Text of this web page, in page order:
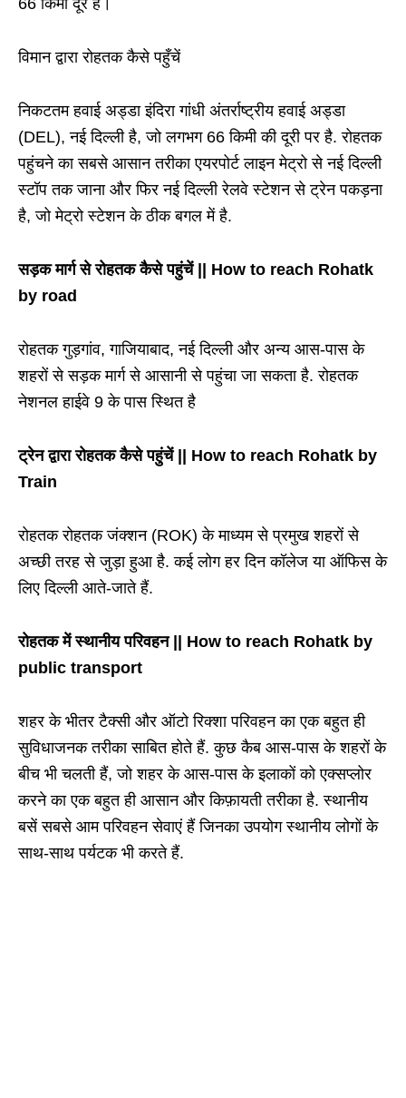
विमान द्वारा रोहतक कैसे पहुँचें
निकटतम हवाई अड्डा इंदिरा गांधी अंतर्राष्ट्रीय हवाई अड्डा
(DEL), नई दिल्ली है, जो लगभग 66 किमी की दूरी पर है. रोहतक
पहुंचने का सबसे आसान तरीका एयरपोर्ट लाइन मेट्रो से नई दिल्ली
स्टॉप तक जाना और फिर नई दिल्ली रेलवे स्टेशन से ट्रेन पकड़ना
है, जो मेट्रो स्टेशन के ठीक बगल में है.
सड़क मार्ग से रोहतक कैसे पहुंचें || How to reach Rohatk
by road
रोहतक गुड़गांव, गाजियाबाद, नई दिल्ली और अन्य आस-पास के
शहरों से सड़क मार्ग से आसानी से पहुंचा जा सकता है. रोहतक
नेशनल हाईवे 9 के पास स्थित है
ट्रेन द्वारा रोहतक कैसे पहुंचें || How to reach Rohatk by
Train
रोहतक रोहतक जंक्शन (ROK) के माध्यम से प्रमुख शहरों से
अच्छी तरह से जुड़ा हुआ है. कई लोग हर दिन कॉलेज या ऑफिस के
लिए दिल्ली आते-जाते हैं.
रोहतक में स्थानीय परिवहन || How to reach Rohatk by
public transport
शहर के भीतर टैक्सी और ऑटो रिक्शा परिवहन का एक बहुत ही
सुविधाजनक तरीका साबित होते हैं. कुछ कैब आस-पास के शहरों के
बीच भी चलती हैं, जो शहर के आस-पास के इलाकों को एक्सप्लोर
करने का एक बहुत ही आसान और किफ़ायती तरीका है. स्थानीय
बसें सबसे आम परिवहन सेवाएं हैं जिनका उपयोग स्थानीय लोगों के
साथ-साथ पर्यटक भी करते हैं.